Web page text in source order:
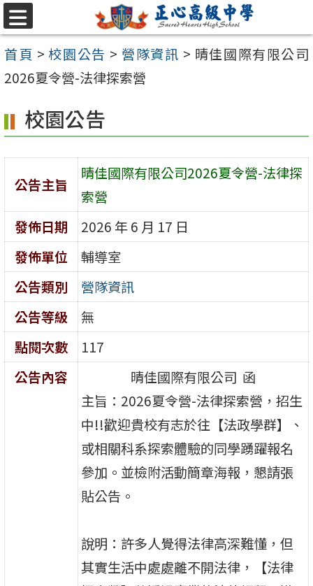
跳至主要內容區
選
單
首頁 >校園公告 > 營隊資訊 > 晴佳國際有限公司
2026夏令營-法律探索營
校園公告
公告主旨
晴佳國際有限公司2026夏令營-法律探
索營
發佈日期
2026 年 6 月 17 日
發佈單位
輔導室
公告類別
營隊資訊
公告等級
無
點閱次數
117
公告內容
晴佳國際有限公司 函
主旨：2026夏令營-法律探索營，招生
中!!歡迎貴校有志於往【法政學群】、
或相關科系探索體驗的同學踴躍報名
參加。並檢附活動簡章海報，懇請張
貼公告。
說明：許多人覺得法律高深難懂，但
其實生活中處處離不開法律，【法律